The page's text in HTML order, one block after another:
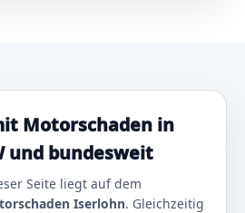
Motorschaden in
und bundesweit
Seite liegt auf dem
Iserlohn. Gleichzeitig